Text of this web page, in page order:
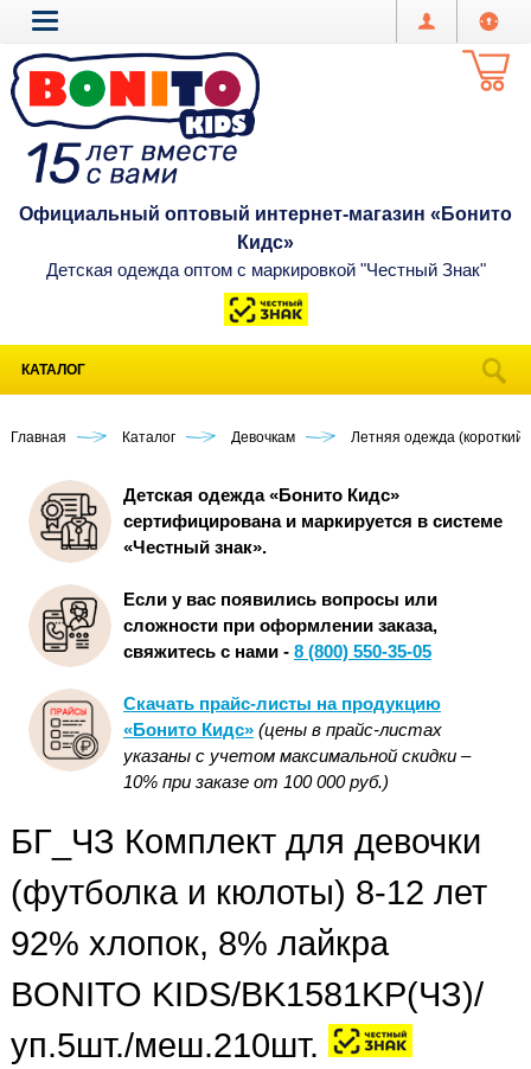
Официальный оптовый интернет-магазин «Бонито
Кидс»
Детская одежда оптом с маркировкой "Честный Знак"
КАТАЛОГ
Главная Каталог Девочкам Летняя одежда (короткий
Детская одежда «Бонито Кидс»
сертифицирована и маркируется в системе
«Честный знак».
Если у вас появились вопросы или
сложности при оформлении заказа,
свяжитесь с нами - 8 (800) 550-35-05
Скачать прайс-листы на продукцию
«Бонито Кидс» (цены в прайс-листах
указаны с учетом максимальной скидки –
10% при заказе от 100 000 руб.)
БГ_ЧЗ Комплект для девочки
(футболка и кюлоты) 8-12 лет
92% хлопок, 8% лайкра
BONITO KIDS/BK1581KP(ЧЗ)/
уп.5шт./меш.210шт.